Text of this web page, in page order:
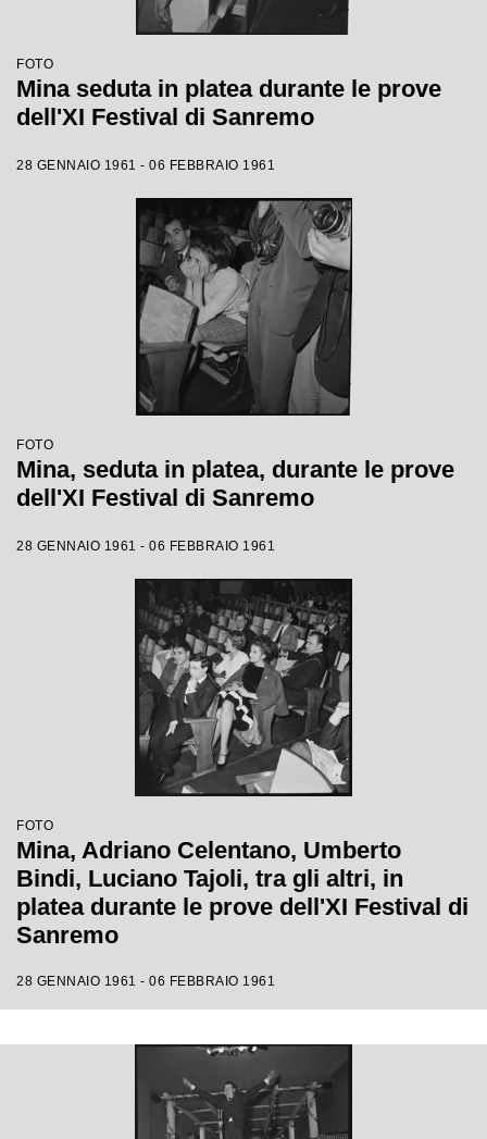
FOTO
Mina seduta in platea durante le prove
dell'XI Festival di Sanremo
28 GENNAIO 1961 - 06 FEBBRAIO 1961
FOTO
Mina, seduta in platea, durante le prove
dell'XI Festival di Sanremo
28 GENNAIO 1961 - 06 FEBBRAIO 1961
FOTO
Mina, Adriano Celentano, Umberto
Bindi, Luciano Tajoli, tra gli altri, in
platea durante le prove dell'XI Festival di
Sanremo
28 GENNAIO 1961 - 06 FEBBRAIO 1961